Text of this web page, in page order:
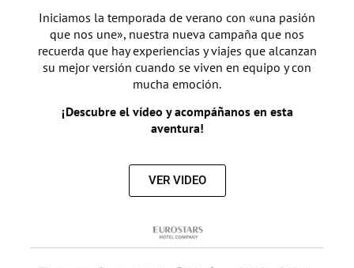
Iniciamos la temporada de verano con «una pasión
que nos une», nuestra nueva campaña que nos
recuerda que hay experiencias y viajes que alcanzan
su mejor versión cuando se viven en equipo y con
mucha emoción.
¡Descubre el vídeo y acompáñanos en esta
aventura!
VER VIDEO